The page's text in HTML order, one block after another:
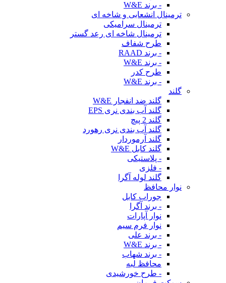
- برند W&E
ترمینال انشعابی و شاخه ای
ترمینال سرامیکی
ترمینال شاخه ای رعد گستر
طرح شفاف
- برند RAAD
- برند W&E
طرح کدر
- برند W&E
گلند
گلند ضد انفجار W&E
گلند آب بندی نری EPS
گلند 2 پیچ
گلند آب بندی نری رهورد
گلند آرموردار
گلند کابل W&E
- پلاستیکی
- فلزی
گلند لوله آگرا
نوار محافظ
جوراب کابل
- برند آگرا
نوار آپارات
نوار فرم سیم
- برند علی
- برند W&E
- برند شهاب
محافظ لبه
- طرح خورشیدی